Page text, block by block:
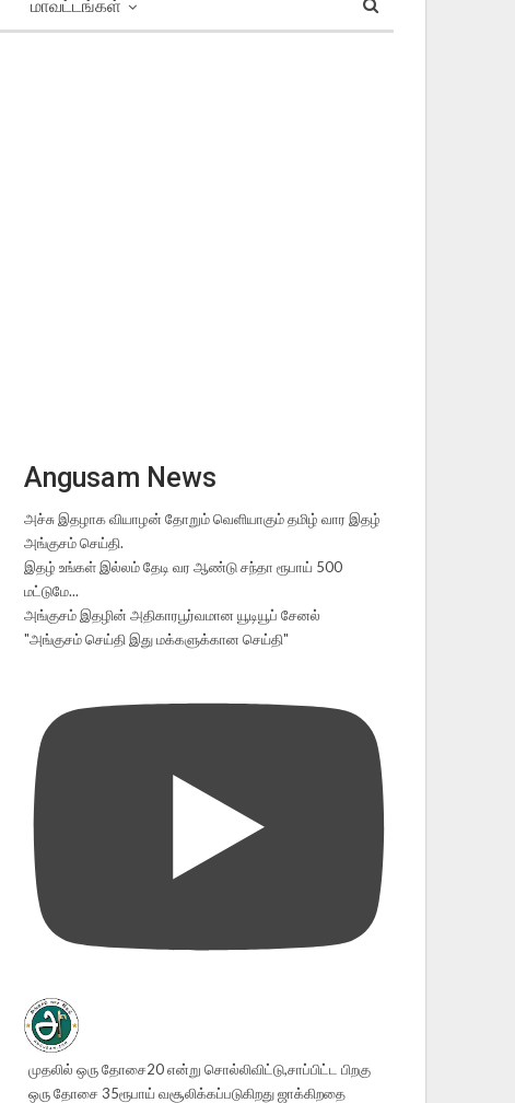
மாவட்டங்கள்
Angusam News
அச்சு இதழாக வியாழன் தோறும் வெளியாகும் தமிழ் வார இதழ்
அங்குசம் செய்தி.
இதழ் உங்கள் இல்லம் தேடி வர ஆண்டு சந்தா ரூபாய் 500
மட்டுமே...
அங்குசம் இதழின் அதிகாரபூர்வமான யூடியூப் சேனல்
"அங்குசம் செய்தி இது மக்களுக்கான செய்தி"
முதலில் ஒரு தோசை20 என்று சொல்லிவிட்டு,சாப்பிட்ட பிறகு
ஒரு தோசை 35ரூபாய் வசூலிக்கப்படுகிறது ஜாக்கிறதை